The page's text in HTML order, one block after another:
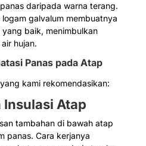
daripada warna terang.
galvalum membuatnya
baik, menimbulkan
hujan.
Panas pada Atap
kami rekomendasikan:
Insulasi Atap
tambahan di bawah atap
panas. Cara kerjanya